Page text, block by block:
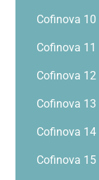
Cofinova 10
Cofinova 11
Cofinova 12
Cofinova 13
Cofinova 14
Cofinova 15